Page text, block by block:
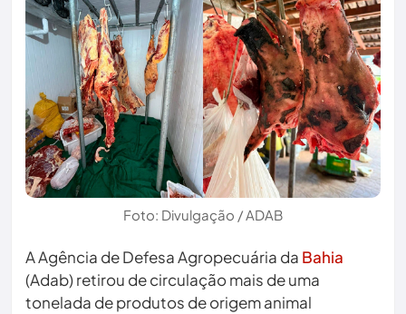
Foto: Divulgação / ADAB
A Agência de Defesa Agropecuária da Bahia
(Adab) retirou de circulação mais de uma
tonelada de produtos de origem animal